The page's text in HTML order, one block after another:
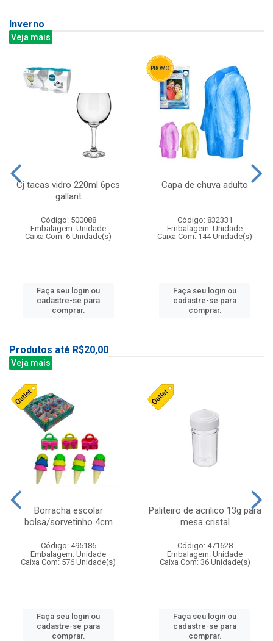
Inverno
Veja mais
Cj tacas vidro 220ml 6pcs
gallant
Código: 500088
Embalagem: Unidade
Caixa Com: 6 Unidade(s)
Faça seu login ou
cadastre-se para
comprar.
Capa de chuva adulto
Código: 832331
Embalagem: Unidade
Caixa Com: 144 Unidade(s)
Faça seu login ou
cadastre-se para
comprar.
Produtos até R$20,00
Veja mais
Borracha escolar
bolsa/sorvetinho 4cm
Código: 495186
Embalagem: Unidade
Caixa Com: 576 Unidade(s)
Faça seu login ou
cadastre-se para
comprar.
Paliteiro de acrilico 13g para
mesa cristal
Código: 471628
Embalagem: Unidade
Caixa Com: 36 Unidade(s)
Faça seu login ou
cadastre-se para
comprar.